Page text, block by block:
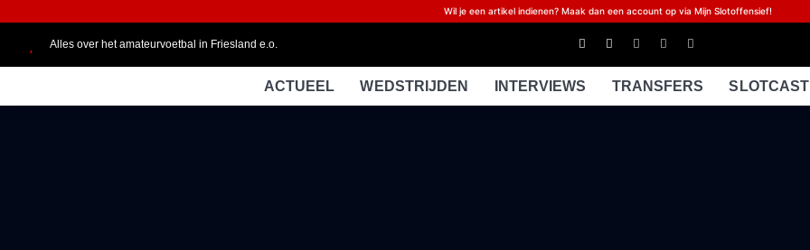
Wil je een artikel indienen? Maak dan een account op via Mijn Slotoffensief!
Alles over het amateurvoetbal in Friesland e.o.
ACTUEEL WEDSTRIJDEN INTERVIEWS TRANSFERS SLOTCAST